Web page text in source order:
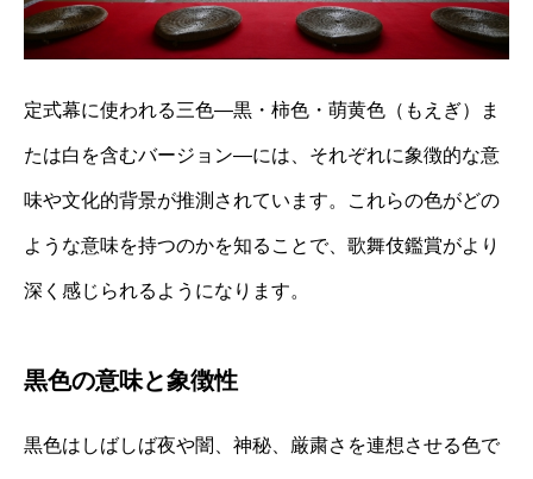
定式幕に使われる三色—黒・柿色・萌黄色（もえぎ）ま
たは白を含むバージョン—には、それぞれに象徴的な意
味や文化的背景が推測されています。これらの色がどの
ような意味を持つのかを知ることで、歌舞伎鑑賞がより
深く感じられるようになります。
黒色の意味と象徴性
黒色はしばしば夜や闇、神秘、厳粛さを連想させる色で